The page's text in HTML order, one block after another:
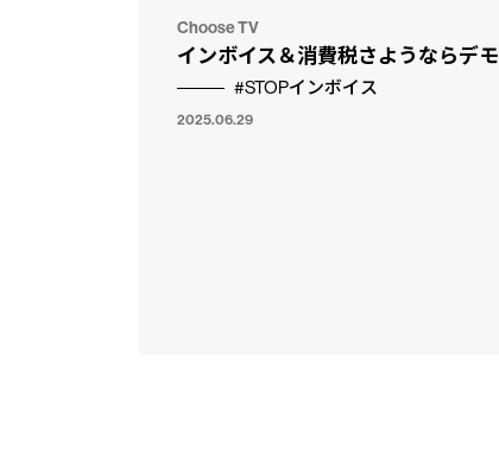
Choose TV
インボイス＆消費税さようならデモ
#STOPインボイス
2025.06.29